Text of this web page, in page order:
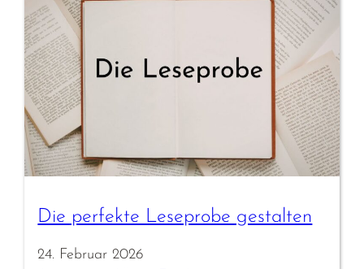
Die perfekte Leseprobe gestalten
24. Februar 2026